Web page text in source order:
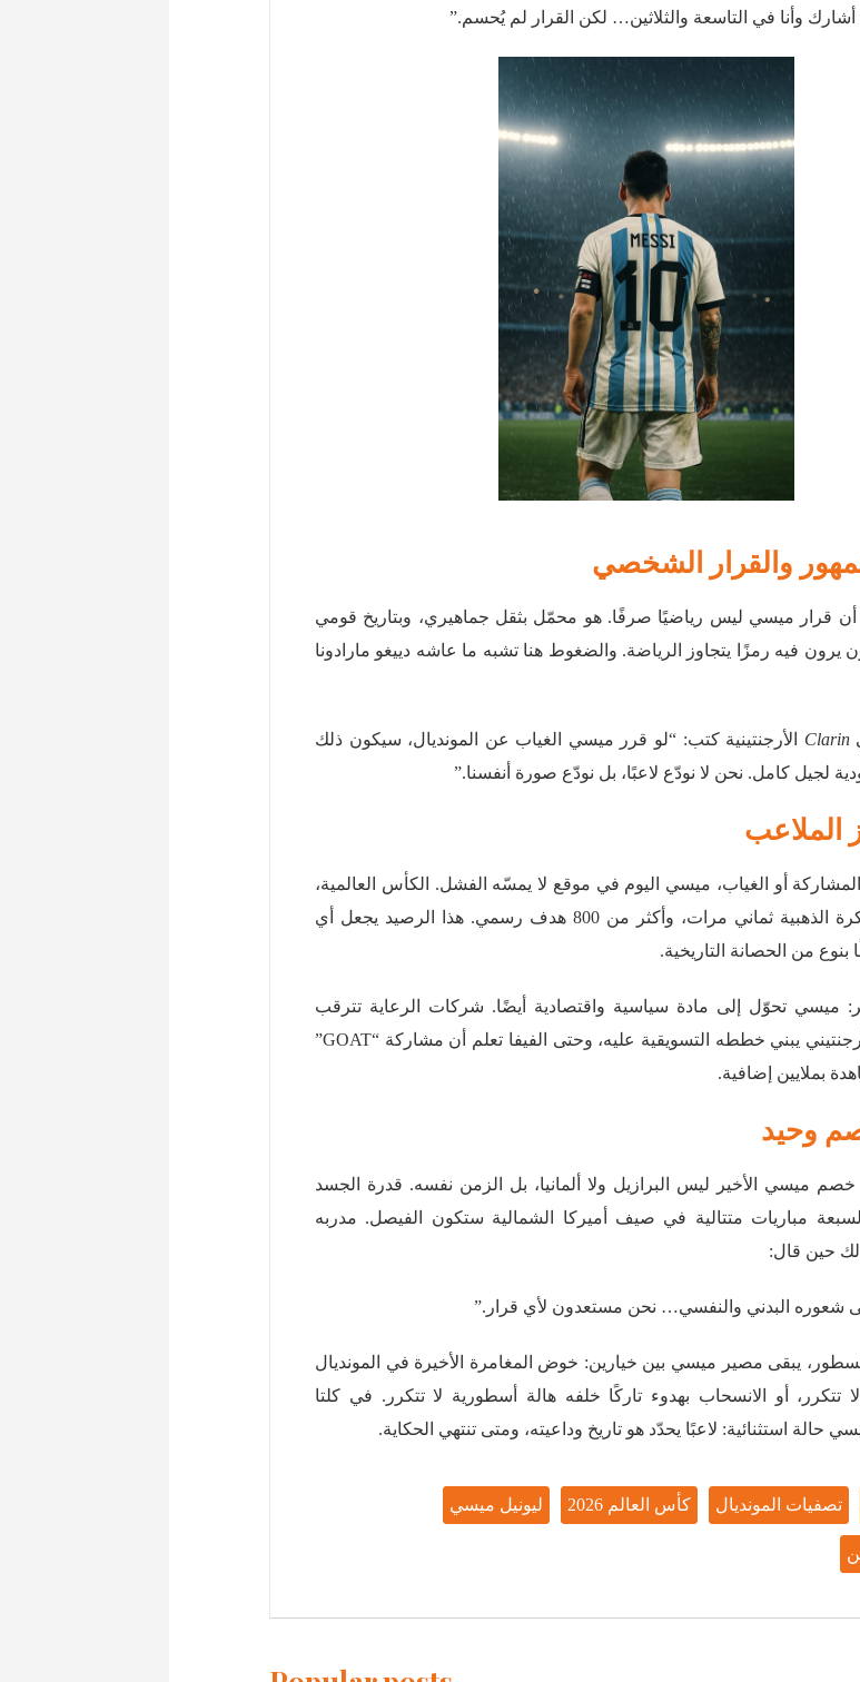
وأنا في التاسعة والثلاثين… لكن القرار لم يُحسم.”
والقرار الشخصي
أن قرار ميسي ليس رياضيًا صرفًا. هو محمّل بثقل جماهيري، وبتاريخ قومي
يرون فيه رمزًا يتجاوز الرياضة. والضغوط هنا تشبه ما عاشه دييغو مارادونا
Clarin الأرجنتينية كتب: “لو قرر ميسي الغياب عن المونديال، سيكون ذلك
لجيل كامل. نحن لا نودّع لاعبًا، بل نودّع صورة أنفسنا.”
الملاعب
أو الغياب، ميسي اليوم في موقع لا يمسّه الفشل. الكأس العالمية،
الكوبا أميركا، الكرة الذهبية ثماني مرات، وأكثر من 800 هدف رسمي. هذا الرصيد يجعل أي
بنوع من الحصانة التاريخية.
ميسي تحوّل إلى مادة سياسية واقتصادية أيضًا. شركات الرعاية تترقب
قراره، الاتحاد الأرجنتيني يبني خططه التسويقية عليه، وحتى الفيفا تعلم أن مشاركة “GOAT”
بملايين إضافية.
وحيد
خصم ميسي الأخير ليس البرازيل ولا ألمانيا، بل الزمن نفسه. قدرة الجسد
مباريات متتالية في صيف أميركا الشمالية ستكون الفيصل. مدربه
حين قال:
شعوره البدني والنفسي… نحن مستعدون لأي قرار.”
يبقى مصير ميسي بين خيارين: خوض المغامرة الأخيرة في المونديال
تتكرر، أو الانسحاب بهدوء تاركًا خلفه هالة أسطورية لا تتكرر. في كلتا
حالة استثنائية: لاعبًا يحدّد هو تاريخ وداعيته، ومتى تنتهي الحكاية.
تصفيات المونديال كأس العالم 2026 ليونيل ميسي